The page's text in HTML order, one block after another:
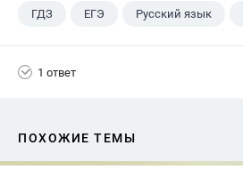
ГДЗ ЕГЭ Русский язык
1 ответ
ПОХОЖИЕ ТЕМЫ